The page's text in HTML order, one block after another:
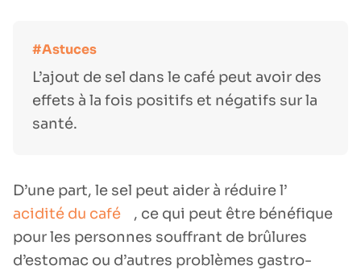
L’ajout de sel dans le café peut avoir des
effets à la fois positifs et négatifs sur la
santé.
D’une part, le sel peut aider à réduire l’
acidité du café
, ce qui peut être bénéfique
pour les personnes souffrant de brûlures
d’estomac ou d’autres problèmes gastro-